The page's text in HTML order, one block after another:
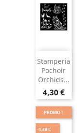
Stamperia
Pochoir
Orchids...
4,30 €
PROMO !
-3,40 €